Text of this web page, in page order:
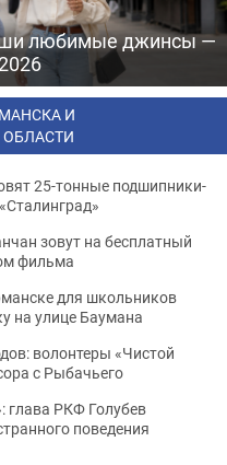
любимые джинсы —
И
25-тонные подшипники-
зовут на бесплатный
фильма
для школьников
на улице Баумана
волонтеры «Чистой
с Рыбачьего
глава РКФ Голубев
поведения